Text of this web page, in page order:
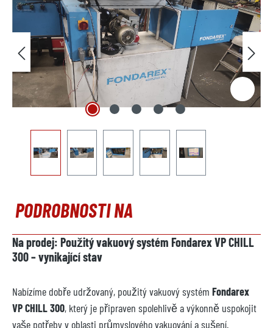
PODROBNOSTI NA
Na prodej: Použitý vakuový systém Fondarex VP CHILL
300 – vynikající stav
Nabízíme dobře udržovaný, použitý vakuový systém Fondarex
VP CHILL 300, který je připraven spolehlivě a výkonně uspokojit
vaše potřeby v oblasti průmyslového vakuování a sušení.